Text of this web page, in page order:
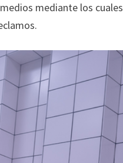
mediante los